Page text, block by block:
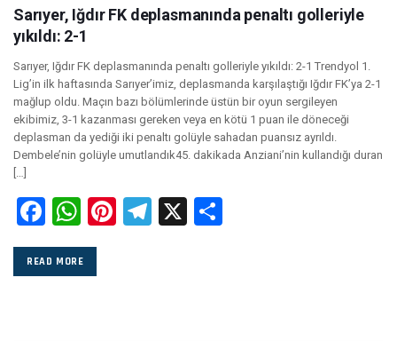
Sarıyer, Iğdır FK deplasmanında penaltı golleriyle
yıkıldı: 2-1
Sarıyer, Iğdır FK deplasmanında penaltı golleriyle yıkıldı: 2-1 Trendyol 1.
Lig’in ilk haftasında Sarıyer’imiz, deplasmanda karşılaştığı Iğdır FK’ya 2-1
mağlup oldu. Maçın bazı bölümlerinde üstün bir oyun sergileyen
ekibimiz, 3-1 kazanması gereken veya en kötü 1 puan ile döneceği
deplasman da yediği iki penaltı golüyle sahadan puansız ayrıldı.
Dembele’nin golüyle umutlandık45. dakikada Anziani’nin kullandığı duran
[…]
Facebook
WhatsApp
Pinterest
Telegram
X
READ MORE